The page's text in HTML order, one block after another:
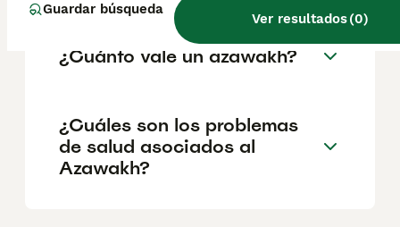
Guardar búsqueda
Ver resultados(0)
¿Cuánto vale un azawakh?
¿Cuáles son los problemas
de salud asociados al
Azawakh?